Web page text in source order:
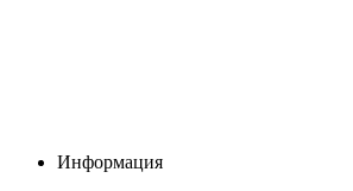
Информация